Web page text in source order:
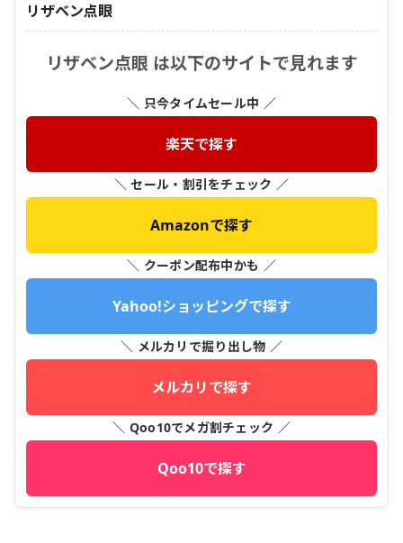
リザベン点眼
リザベン点眼 は以下のサイトで見れます
＼ 只今タイムセール中 ／
楽天で探す
＼ セール・割引をチェック ／
Amazonで探す
＼ クーポン配布中かも ／
Yahoo!ショッピングで探す
＼ メルカリで掘り出し物 ／
メルカリで探す
＼ Qoo10でメガ割チェック ／
Qoo10で探す